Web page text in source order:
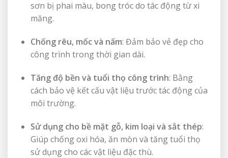
sơn bị phai màu, bong tróc do tác động từ xi
măng.
Chống rêu, mốc và nấm: Đảm bảo vẻ đẹp cho
công trình trong thời gian dài.
Tăng độ bền và tuổi thọ công trình: Bằng
cách bảo vệ kết cấu vật liệu trước tác động của
môi trường.
Sử dụng cho bề mặt gỗ, kim loại và sắt thép:
Giúp chống oxi hóa, ăn mòn và tăng tuổi thọ
sử dụng cho các vật liệu đặc thù.